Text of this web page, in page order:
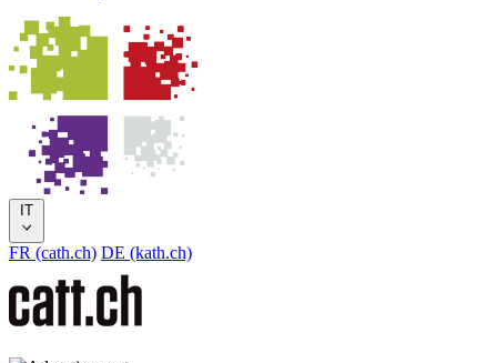
IT
FR (cath.ch) DE (kath.ch)